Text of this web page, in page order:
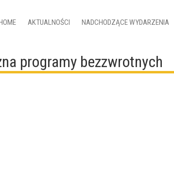
AKTUALNOŚCI NADCHODZĄCE WYDARZENIA
programy bezzwrotnych